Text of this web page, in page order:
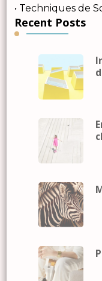
• Techniques de
Recent Posts